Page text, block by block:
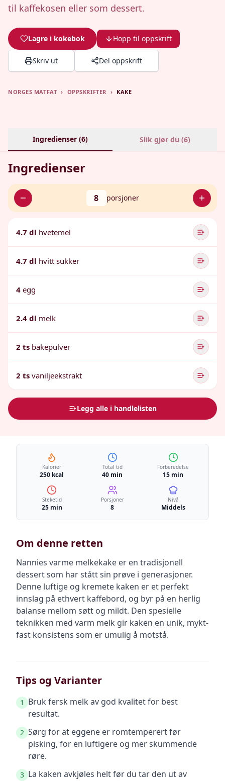
til kaffekosen eller som dessert.
Lagre i kokebok Hopp til oppskrift
Skriv ut Del oppskrift
NORGES MATFAT › OPPSKRIFTER › KAKE
Ingredienser (6) Slik gjør du (6)
Ingredienser
8 porsjoner
4.7 dl hvetemel
4.7 dl hvitt sukker
4 egg
2.4 dl melk
2 ts bakepulver
2 ts vaniljeekstrakt
Legg alle i handlelisten
Kalorier
250 kcal
Total tid
40 min
Forberedelse
15 min
Steketid
25 min
Porsjoner
8
Nivå
Middels
Om denne retten
Nannies varme melkekake er en tradisjonell
dessert som har stått sin prøve i generasjoner.
Denne luftige og kremete kaken er et perfekt
innslag på ethvert kaffebord, og byr på en herlig
balanse mellom søtt og mildt. Den spesielle
teknikken med varm melk gir kaken en unik, mykt-
fast konsistens som er umulig å motstå.
Tips og Varianter
1
Bruk fersk melk av god kvalitet for best
resultat.
2 Sørg for at eggene er romtemperert før
pisking, for en luftigere og mer skummende
røre.
3 La kaken avkjøles helt før du tar den ut av